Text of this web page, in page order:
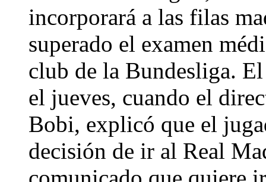
incorporará a las filas
superado el examen
club de la Bundesliga.
el jueves, cuando el
Bobi, explicó que el
decisión de ir al Real